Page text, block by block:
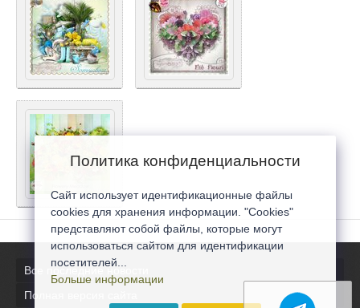
Все последние новости
Полная версия сайта
Политика конфиденциальности
Сайт использует идентификационные файлы
cookies для хранения информации. "Cookies"
представляют собой файлы, которые могут
использоваться сайтом для идентификации
посетителей...
Больше информации